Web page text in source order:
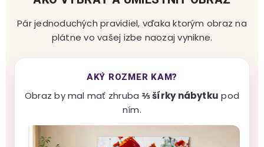
Pár jednoduchých pravidiel, vďaka ktorým obraz na
plátne vo vašej izbe naozaj vynikne.
AKÝ ROZMER KAM?
Obraz by mal mať zhruba ⅔ šírky nábytku pod
ním.